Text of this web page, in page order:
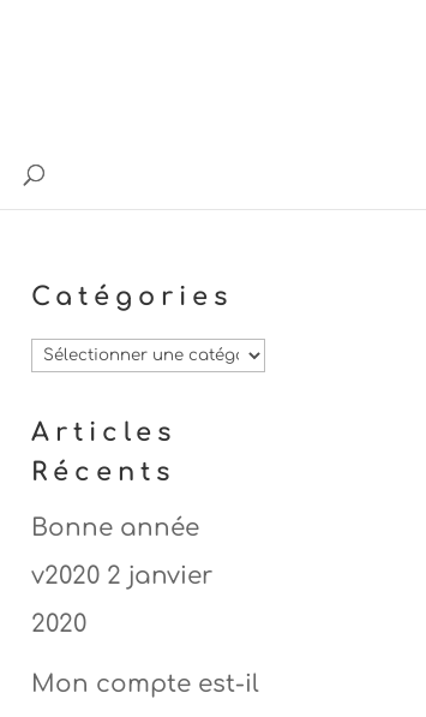
Catégories
Catégories
Articles
Récents
Bonne année
v2020 2 janvier
2020
Mon compte est-il